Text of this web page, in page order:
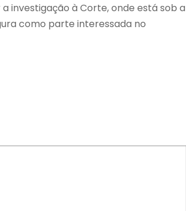
investigação à Corte, onde está sob a
como parte interessada no